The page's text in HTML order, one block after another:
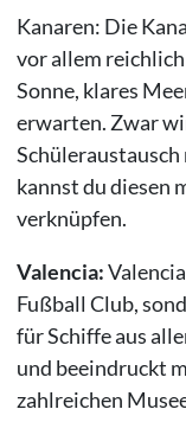
Kanaren: Die
vor allem
Sonne, klares
erwarten. Zwar
Schüleraustausch
kannst du diesen
verknüpfen.
Valencia:
Fußball Club,
für Schiffe aus
und beeindruckt
zahlreichen